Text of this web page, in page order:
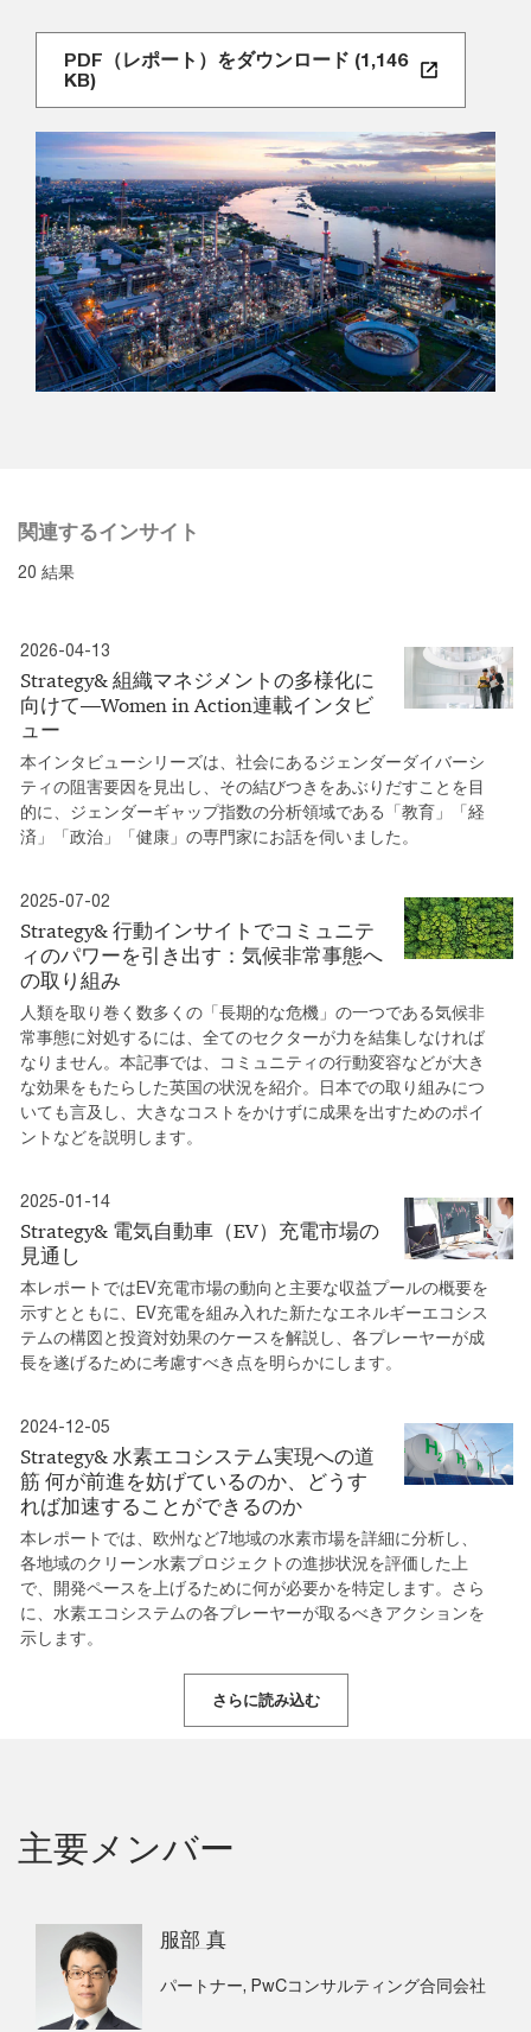
PDF（レポート）をダウンロード (1,146
KB)
関連するインサイト
20 結果
2026-04-13
Strategy& 組織マネジメントの多様化に
向けて―Women in Action連載インタビ
ュー
本インタビューシリーズは、社会にあるジェンダーダイバーシ
ティの阻害要因を見出し、その結びつきをあぶりだすことを目
的に、ジェンダーギャップ指数の分析領域である「教育」「経
済」「政治」「健康」の専門家にお話を伺いました。
2025-07-02
Strategy& 行動インサイトでコミュニテ
ィのパワーを引き出す：気候非常事態へ
の取り組み
人類を取り巻く数多くの「長期的な危機」の一つである気候非
常事態に対処するには、全てのセクターが力を結集しなければ
なりません。本記事では、コミュニティの行動変容などが大き
な効果をもたらした英国の状況を紹介。日本での取り組みにつ
いても言及し、大きなコストをかけずに成果を出すためのポイ
ントなどを説明します。
2025-01-14
Strategy& 電気自動車（EV）充電市場の
見通し
本レポートではEV充電市場の動向と主要な収益プールの概要を
示すとともに、EV充電を組み入れた新たなエネルギーエコシス
テムの構図と投資対効果のケースを解説し、各プレーヤーが成
長を遂げるために考慮すべき点を明らかにします。
2024-12-05
Strategy& 水素エコシステム実現への道
筋 何が前進を妨げているのか、どうす
れば加速することができるのか
本レポートでは、欧州など7地域の水素市場を詳細に分析し、
各地域のクリーン水素プロジェクトの進捗状況を評価した上
で、開発ペースを上げるために何が必要かを特定します。さら
に、水素エコシステムの各プレーヤーが取るべきアクションを
示します。
さらに読み込む
主要メンバー
服部 真
パートナー, PwCコンサルティング合同会社